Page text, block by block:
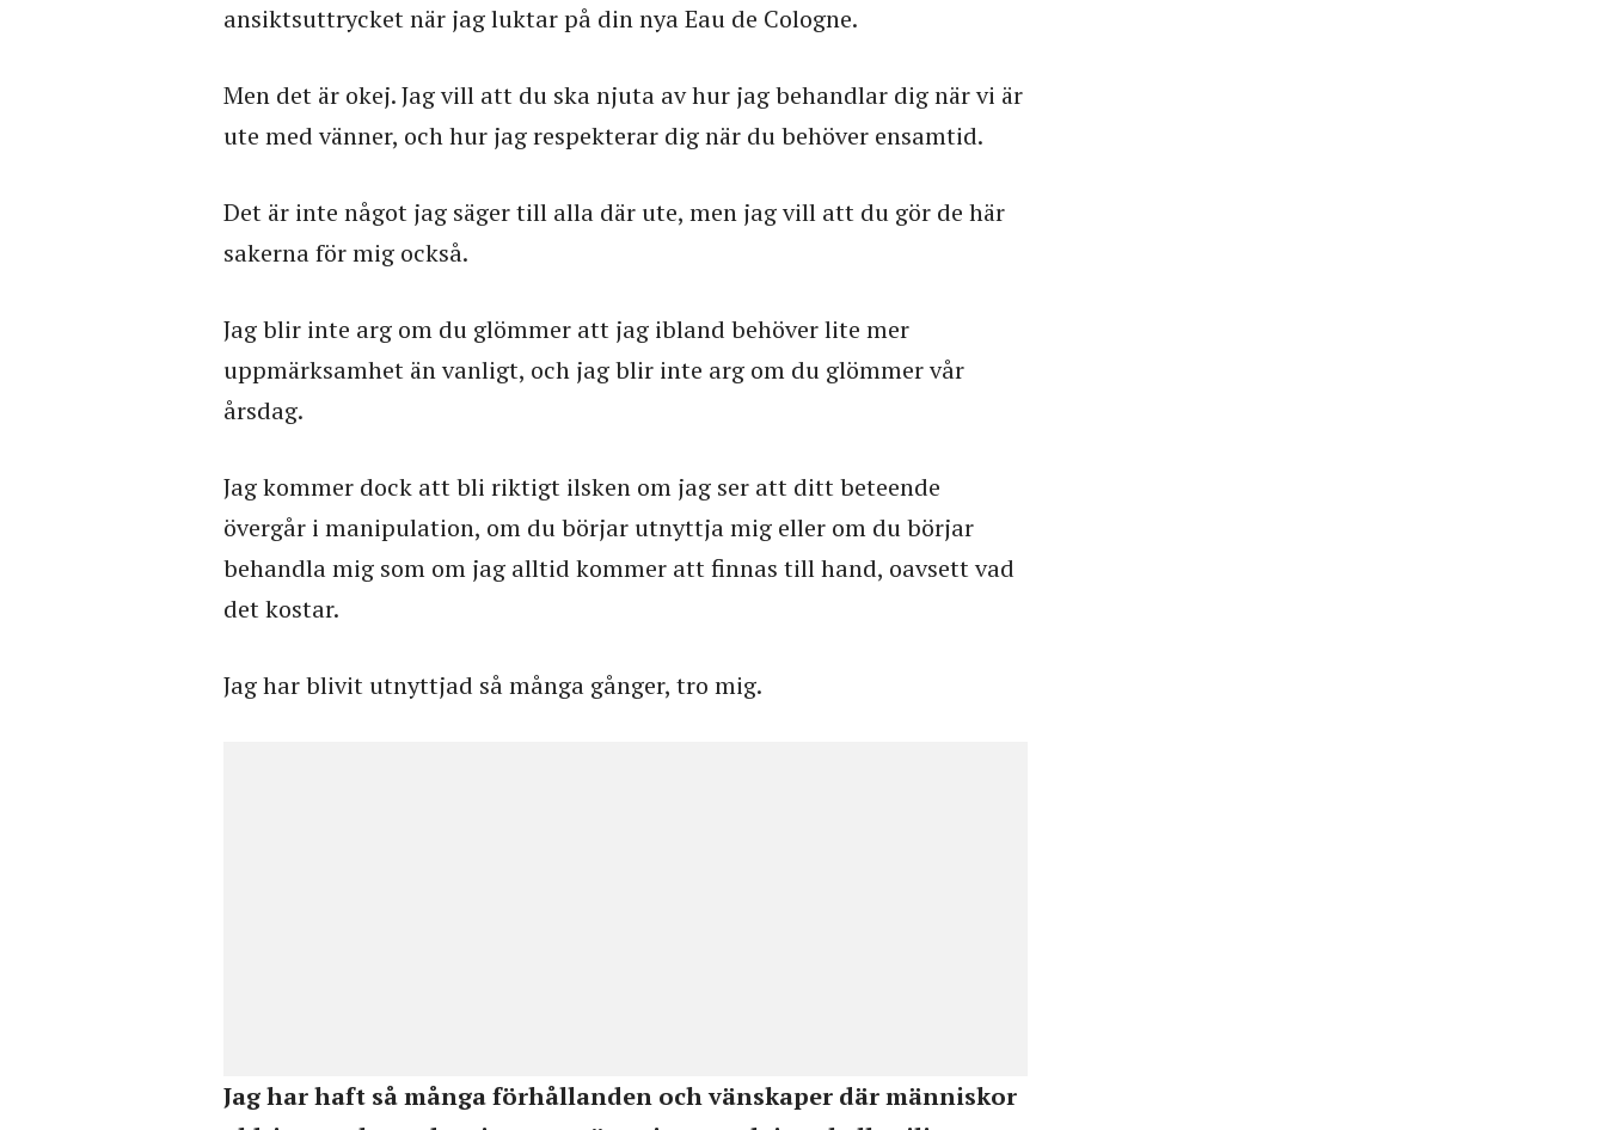
ansiktsuttrycket när jag luktar på din nya Eau de Cologne.
Men det är okej. Jag vill att du ska njuta av hur jag behandlar dig när vi är
ute med vänner, och hur jag respekterar dig när du behöver ensamtid.
Det är inte något jag säger till alla där ute, men jag vill att du gör de här
sakerna för mig också.
Jag blir inte arg om du glömmer att jag ibland behöver lite mer
uppmärksamhet än vanligt, och jag blir inte arg om du glömmer vår
årsdag.
Jag kommer dock att bli riktigt ilsken om jag ser att ditt beteende
övergår i manipulation, om du börjar utnyttja mig eller om du börjar
behandla mig som om jag alltid kommer att finnas till hand, oavsett vad
det kostar.
Jag har blivit utnyttjad så många gånger, tro mig.
Jag har haft så många förhållanden och vänskaper där människor